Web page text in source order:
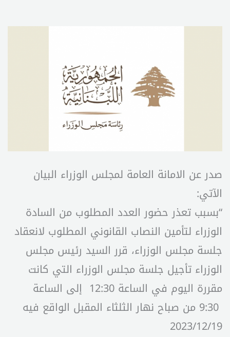
صدر عن الامانة العامة لمجلس الوزراء البيان
الآتي:
“بسبب تعذر حضور العدد المطلوب من السادة
الوزراء لتأمين النصاب القانوني المطلوب لانعقاد
جلسة مجلس الوزراء، قرر السيد رئيس مجلس
الوزراء تأجيل جلسة مجلس الوزراء التي كانت
مقررة اليوم في الساعة 12:30 إلى الساعة
9:30 من صباح نهار الثلثاء المقبل الواقع فيه
2023/12/19